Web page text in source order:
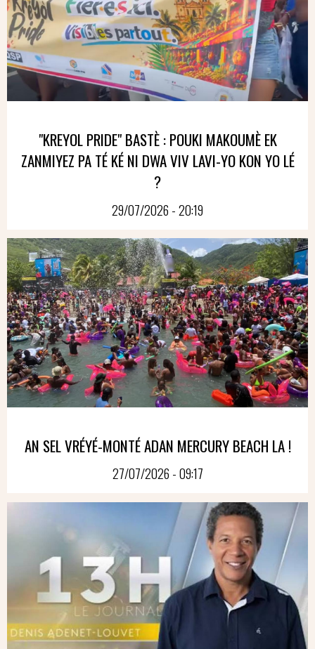
"KREYOL PRIDE" BASTÈ : POUKI MAKOUMÈ EK
ZANMIYEZ PA TÉ KÉ NI DWA VIV LAVI-YO KON YO LÉ
?
29/07/2026 - 20:19
AN SEL VRÉYÉ-MONTÉ ADAN MERCURY BEACH LA !
27/07/2026 - 09:17